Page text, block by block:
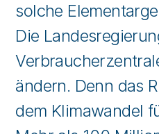
solche
Die
ändern. Denn das
dem Klimawandel